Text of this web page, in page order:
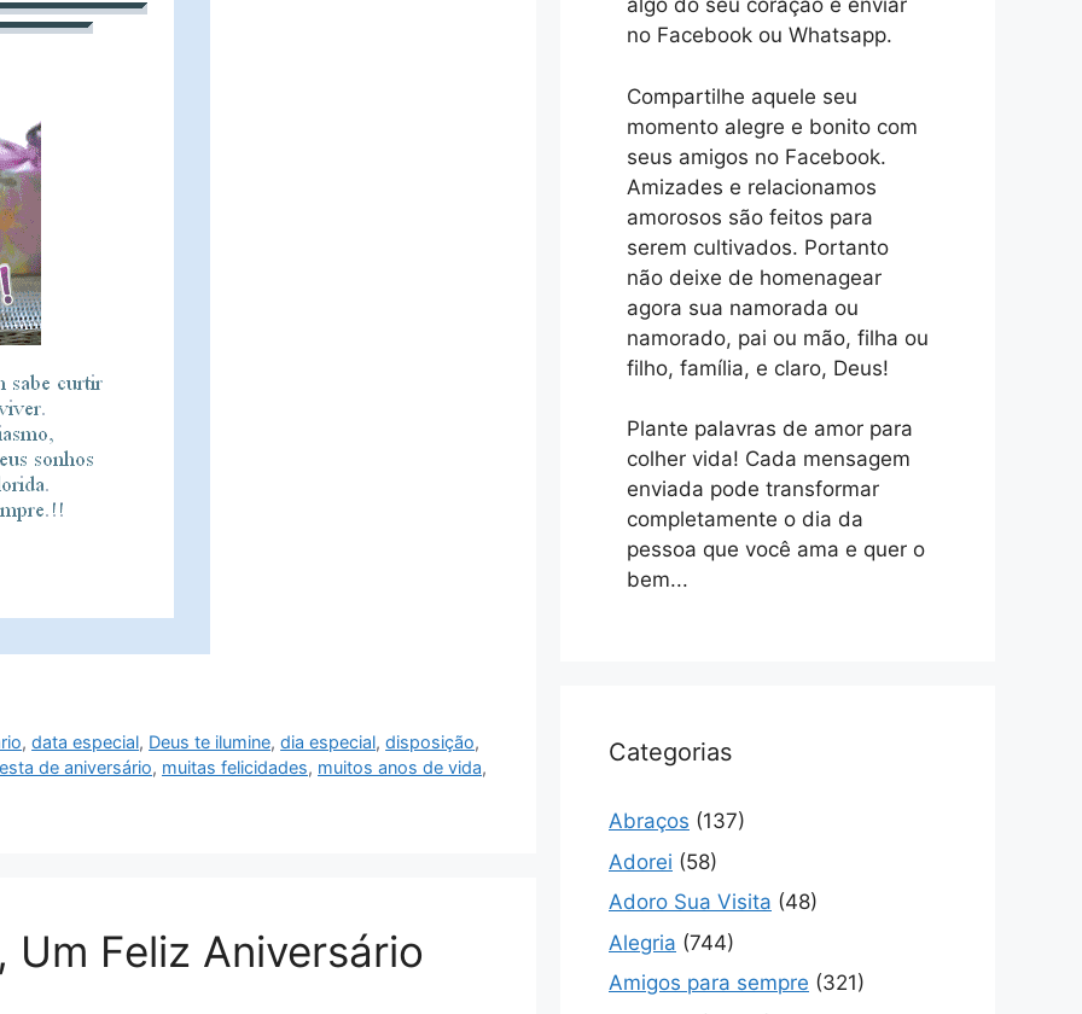
,data especial, Deus te ilumine,dia especial,disposição,
de aniversário, muitas felicidades, muitos anos de vida,
Um Feliz Aniversário
algo do seu coração e enviar
no Facebook ou Whatsapp.
Compartilhe aquele seu
momento alegre e bonito com
seus amigos no Facebook.
Amizades e relacionamos
amorosos são feitos para
serem cultivados. Portanto
não deixe de homenagear
agora sua namorada ou
namorado, pai ou mão, filha ou
filho, família, e claro, Deus!
Plante palavras de amor para
colher vida! Cada mensagem
enviada pode transformar
completamente o dia da
pessoa que você ama e quer o
bem...
Categorias
Abraços (137)
Adorei (58)
Adoro Sua Visita (48)
Alegria (744)
Amigos para sempre (321)